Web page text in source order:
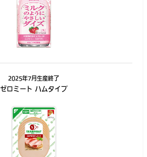
2025年7月生産終了
ゼロミート ハムタイプ